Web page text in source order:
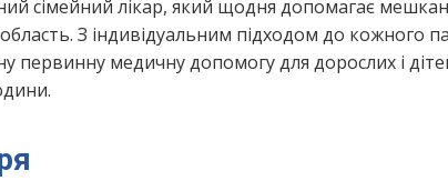
сімейний лікар, який щодня допомагає
З індивідуальним підходом до кожного
первинну медичну допомогу для дорослих і